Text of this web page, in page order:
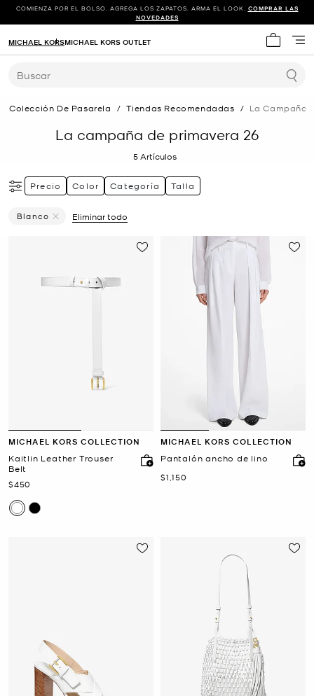
COMIENZA POR EL BOLSO. AGREGA LOS ZAPATOS. ARMA EL LOOK. COMPRAR LAS
NOVEDADES
Mi
MICHAEL KORSMICHAEL KORS OUTLET
Buscar
Colección De Pasarela / Tiendas Recomendadas / La Campaña
La campaña de primavera 26
5 Artículos
Precio Color Categoría Talla
Blanco
Eliminar todo
MICHAEL KORS COLLECTION
Kaitlin Leather Trouser
Belt
Ahora
$450
MICHAEL KORS COLLECTION
Pantalón ancho de lino
Ahora
$1,150